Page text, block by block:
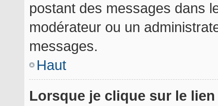
postant des messages dans
modérateur ou un
messages.
Haut
Lorsque je clique sur le